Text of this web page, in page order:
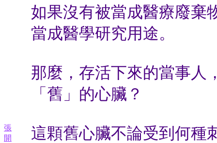
張
開
如果沒有被當成醫療廢棄
當成醫學研究用途。
那麼，存活下來的當事人
「舊」的心臟？
這顆舊心臟不論受到何種